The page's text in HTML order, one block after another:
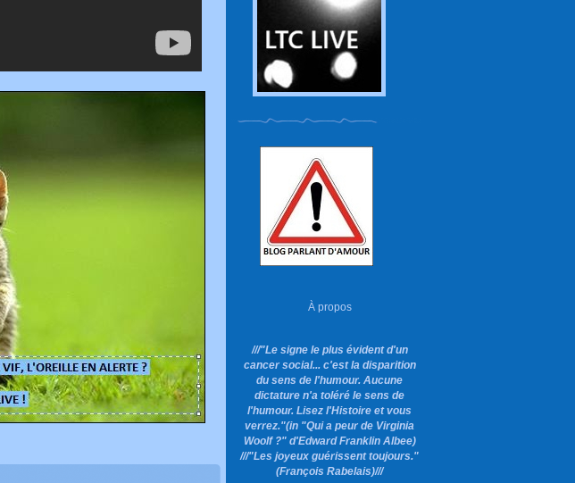
À propos
///"Le signe le plus évident d'un
cancer social... c'est la disparition
du sens de l'humour. Aucune
dictature n'a toléré le sens de
l'humour. Lisez l'Histoire et vous
verrez."(in "Qui a peur de Virginia
Woolf ?"d'Edward Franklin Albee)
///"Les joyeux guérissent toujours."
(François Rabelais)///